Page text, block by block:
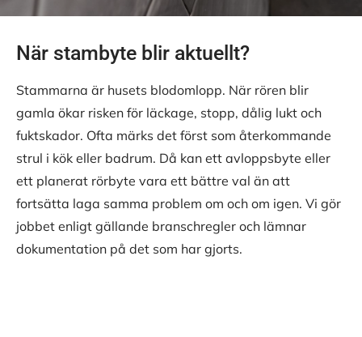
När stambyte blir aktuellt?
Stammarna är husets blodomlopp. När rören blir
gamla ökar risken för läckage, stopp, dålig lukt och
fuktskador. Ofta märks det först som återkommande
strul i kök eller badrum. Då kan ett avloppsbyte eller
ett planerat rörbyte vara ett bättre val än att
fortsätta laga samma problem om och om igen. Vi gör
jobbet enligt gällande branschregler och lämnar
dokumentation på det som har gjorts.